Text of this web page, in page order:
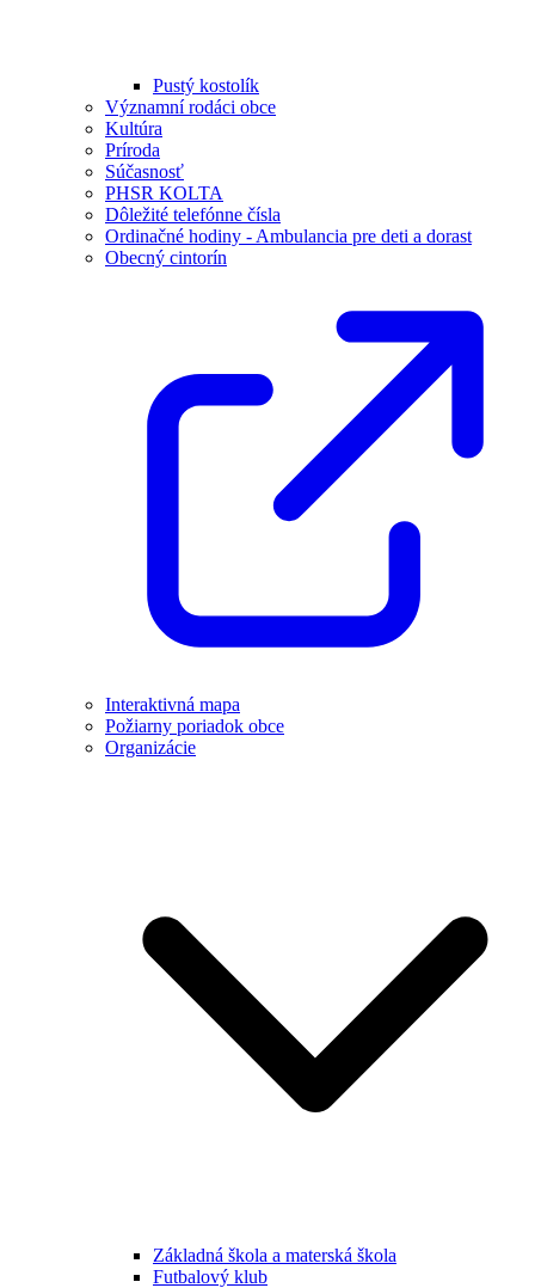
Pustý kostolík
Významní rodáci obce
Kultúra
Príroda
Súčasnosť
PHSR KOLTA
Dôležité telefónne čísla
Ordinačné hodiny - Ambulancia pre deti a dorast
Obecný cintorín
Interaktivná mapa
Požiarny poriadok obce
Organizácie
Základná škola a materská škola
Futbalový klub